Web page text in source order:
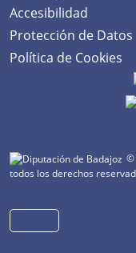
Accesibilidad
Protección de Datos
Política de Cookies
©
todos los derechos